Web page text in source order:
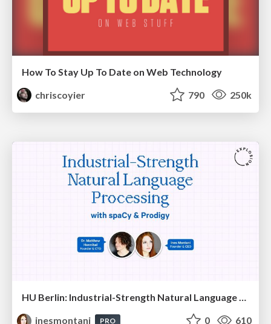
How To Stay Up To Date on Web Technology
chriscoyier
790 250k
HU Berlin: Industrial-Strength Natural Language Processing with spaCy and Prodigy
inesmontani
PRO 0 610